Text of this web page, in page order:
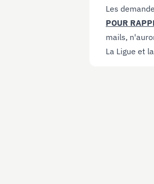
Les
POUR
mails,
La Ligue et